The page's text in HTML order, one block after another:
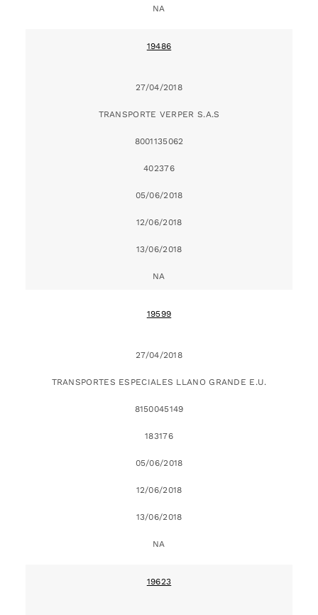
NA
19486
27/04/2018
TRANSPORTE VERPER S.A.S
8001135062
402376
05/06/2018
12/06/2018
13/06/2018
NA
19599
27/04/2018
TRANSPORTES ESPECIALES LLANO GRANDE E.U.
8150045149
183176
05/06/2018
12/06/2018
13/06/2018
NA
19623